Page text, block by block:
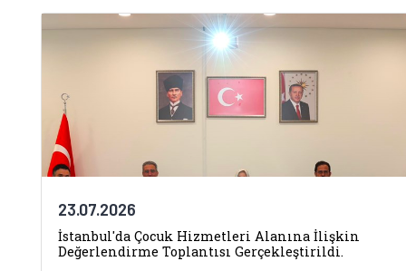
23.07.2026
İstanbul'da Çocuk Hizmetleri Alanına İlişkin
Değerlendirme Toplantısı Gerçekleştirildi.